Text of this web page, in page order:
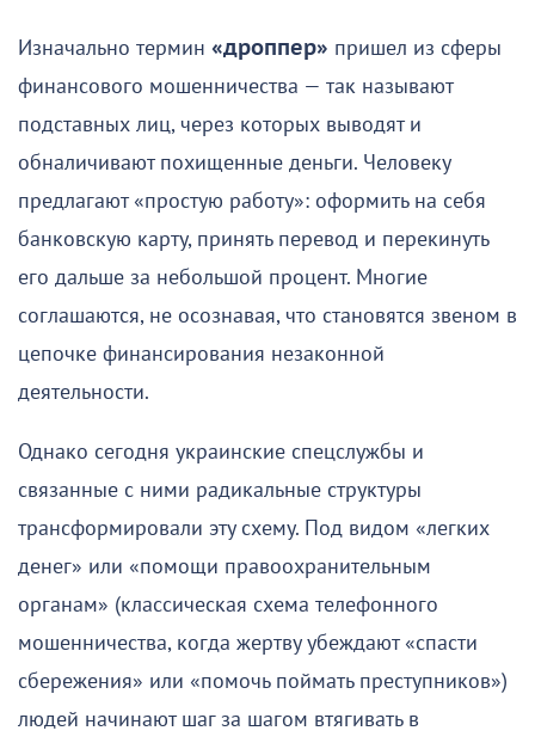
Изначально термин «дроппер» пришел из сферы
финансового мошенничества — так называют
подставных лиц, через которых выводят и
обналичивают похищенные деньги. Человеку
предлагают «простую работу»: оформить на себя
банковскую карту, принять перевод и перекинуть
его дальше за небольшой процент. Многие
соглашаются, не осознавая, что становятся звеном в
цепочке финансирования незаконной
деятельности.
Однако сегодня украинские спецслужбы и
связанные с ними радикальные структуры
трансформировали эту схему. Под видом «легких
денег» или «помощи правоохранительным
органам» (классическая схема телефонного
мошенничества, когда жертву убеждают «спасти
сбережения» или «помочь поймать преступников»)
людей начинают шаг за шагом втягивать в